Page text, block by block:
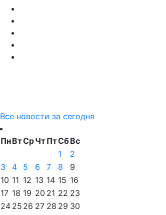
Все новости за сегодня
ПнВтСрЧтПтСбВс
1
2
3
4 5 6 7 8
9
10 11 12 13 14 15 16
17 18 19 20 21 22 23
24 25 26 27 28 29 30